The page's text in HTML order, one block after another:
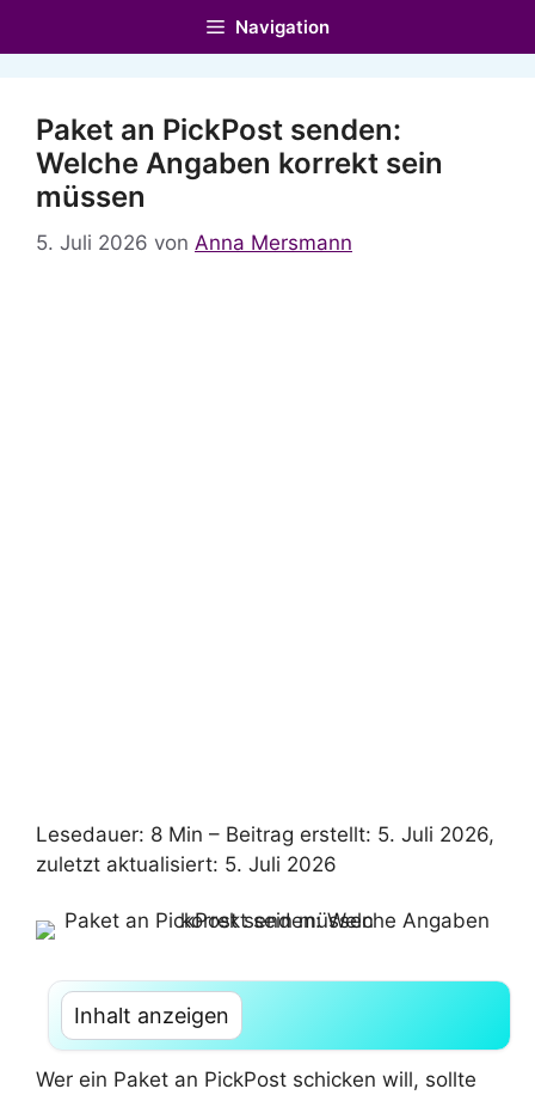
Navigation
Paket an PickPost senden:
Welche Angaben korrekt sein
müssen
5. Juli 2026 von Anna Mersmann
Lesedauer: 8 Min – Beitrag erstellt: 5. Juli 2026,
zuletzt aktualisiert: 5. Juli 2026
Inhalt anzeigen
Wer ein Paket an PickPost schicken will, sollte